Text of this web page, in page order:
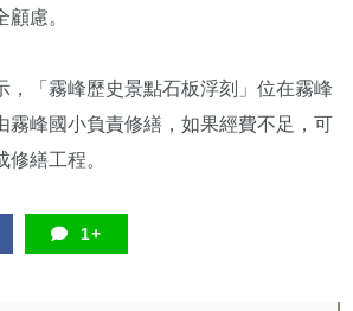
慮。
，「霧峰歷史景點石板浮刻」位在霧峰
霧峰國小負責修繕，如果經費不足，可
繕工程。
1+